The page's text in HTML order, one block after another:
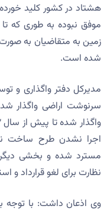
هشتاد در کشور کلید
زمین به متقاضیان به صورت
شده است.
مدیرکل دفتر واگذاری و
اجرا نشدن طرح ساخت
مسترد شده و بخشی
نظارت برای لغو قرارداد و
وی اذعان داشت: با توجه